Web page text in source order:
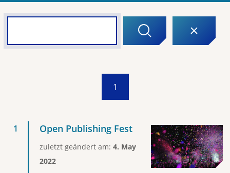
1
Open Publishing Fest
zuletzt geändert am: 4. May
2022